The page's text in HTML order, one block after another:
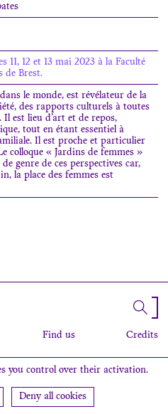
11, 12 et 13 mai 2023 à la Faculté
de Brest.
le monde, est révélateur de la
des rapports culturels à toutes
est lieu d’art et de repos,
tout en étant essentiel à
Il est proche et particulier
colloque « Jardins de femmes »
genre de ces perspectives car,
la place des femmes est
Find us Credits
you control over their activation.
Deny all cookies